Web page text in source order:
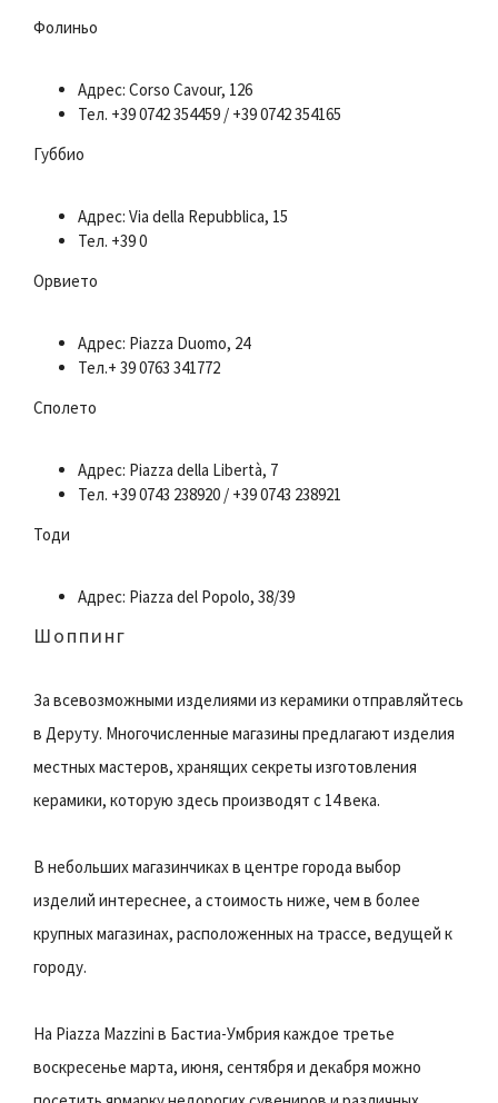
Фолиньо
Адрес: Corso Cavour, 126
Тел. +39 0742 354459 / +39 0742 354165
Губбио
Адрес: Via della Repubblica, 15
Тел. +39 0
Орвието
Адрес: Piazza Duomo, 24
Тел.+ 39 0763 341772
Сполето
Адрес: Piazza della Libertà, 7
Тел. +39 0743 238920 / +39 0743 238921
Тоди
Адрес: Piazza del Popolo, 38/39
Шоппинг
За всевозможными изделиями из керамики отправляйтесь
в Деруту. Многочисленные магазины предлагают изделия
местных мастеров, хранящих секреты изготовления
керамики, которую здесь производят с 14 века.
В небольших магазинчиках в центре города выбор
изделий интереснее, а стоимость ниже, чем в более
крупных магазинах, расположенных на трассе, ведущей к
городу.
На Piazza Mazzini в Бастиа-Умбрия каждое третье
воскресенье марта, июня, сентября и декабря можно